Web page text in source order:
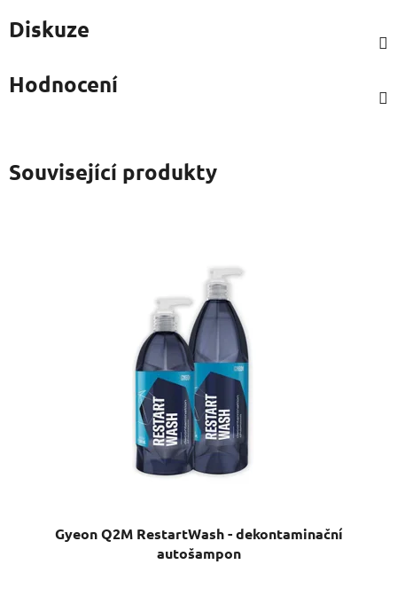
Diskuze
Hodnocení
Související produkty
Gyeon Q2M RestartWash - dekontaminační
autošampon